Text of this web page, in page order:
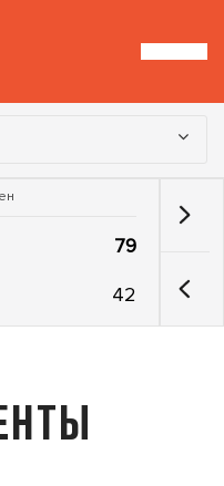
79
42